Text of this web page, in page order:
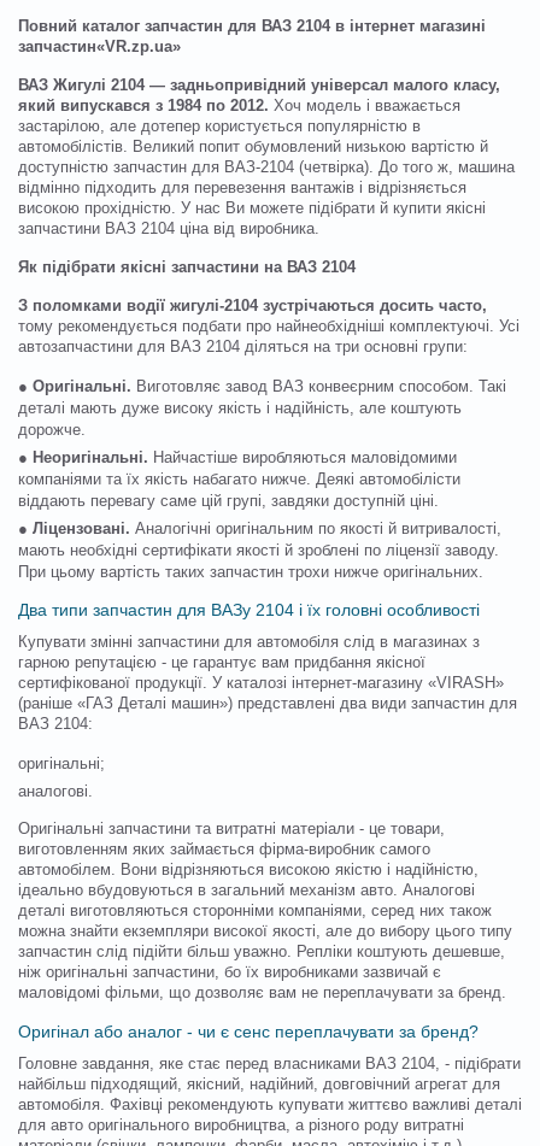
Повний каталог запчастин для ВАЗ 2104 в інтернет магазині
запчастин«VR.zp.ua»
ВАЗ Жигулі 2104 — задньопривідний універсал малого класу,
який випускався з 1984 по 2012. Хоч модель і вважається
застарілою, але дотепер користується популярністю в
автомобілістів. Великий попит обумовлений низькою вартістю й
доступністю запчастин для ВАЗ-2104 (четвірка). До того ж, машина
відмінно підходить для перевезення вантажів і відрізняється
високою прохідністю. У нас Ви можете підібрати й купити якісні
запчастини ВАЗ 2104 ціна від виробника.
Як підібрати якісні запчастини на ВАЗ 2104
З поломками водії жигулі-2104 зустрічаються досить часто,
тому рекомендується подбати про найнеобхідніші комплектуючі. Усі
автозапчастини для ВАЗ 2104 діляться на три основні групи:
● Оригінальні. Виготовляє завод ВАЗ конвеєрним способом. Такі
деталі мають дуже високу якість і надійність, але коштують
дорожче.
● Неоригінальні. Найчастіше виробляються маловідомими
компаніями та їх якість набагато нижче. Деякі автомобілісти
віддають перевагу саме цій групі, завдяки доступній ціні.
● Ліцензовані. Аналогічні оригінальним по якості й витривалості,
мають необхідні сертифікати якості й зроблені по ліцензії заводу.
При цьому вартість таких запчастин трохи нижче оригінальних.
Два типи запчастин для ВАЗу 2104 і їх головні особливості
Купувати змінні запчастини для автомобіля слід в магазинах з
гарною репутацією - це гарантує вам придбання якісної
сертифікованої продукції. У каталозі інтернет-магазину «VIRASH»
(раніше «ГАЗ Деталі машин») представлені два види запчастин для
ВАЗ 2104:
оригінальні;
аналогові.
Оригінальні запчастини та витратні матеріали - це товари,
виготовленням яких займається фірма-виробник самого
автомобілем. Вони відрізняються високою якістю і надійністю,
ідеально вбудовуються в загальний механізм авто. Аналогові
деталі виготовляються сторонніми компаніями, серед них також
можна знайти екземпляри високої якості, але до вибору цього типу
запчастин слід підійти більш уважно. Репліки коштують дешевше,
ніж оригінальні запчастини, бо їх виробниками зазвичай є
маловідомі фільми, що дозволяє вам не переплачувати за бренд.
Оригінал або аналог - чи є сенс переплачувати за бренд?
Головне завдання, яке стає перед власниками ВАЗ 2104, - підібрати
найбільш підходящий, якісний, надійний, довговічний агрегат для
автомобіля. Фахівці рекомендують купувати життєво важливі деталі
для авто оригінального виробництва, а різного роду витратні